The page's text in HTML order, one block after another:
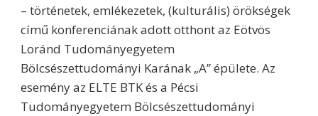
– történetek, emlékezetek, (kulturális) örökségek
című konferenciának adott otthont az Eötvös
Loránd Tudományegyetem
Bölcsészettudományi Karának „A” épülete. Az
esemény az ELTE BTK és a Pécsi
Tudományegyetem Bölcsészettudományi